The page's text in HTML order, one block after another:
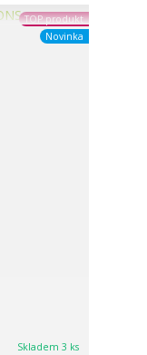
TOP produkt
Novinka
Skladem 3 ks